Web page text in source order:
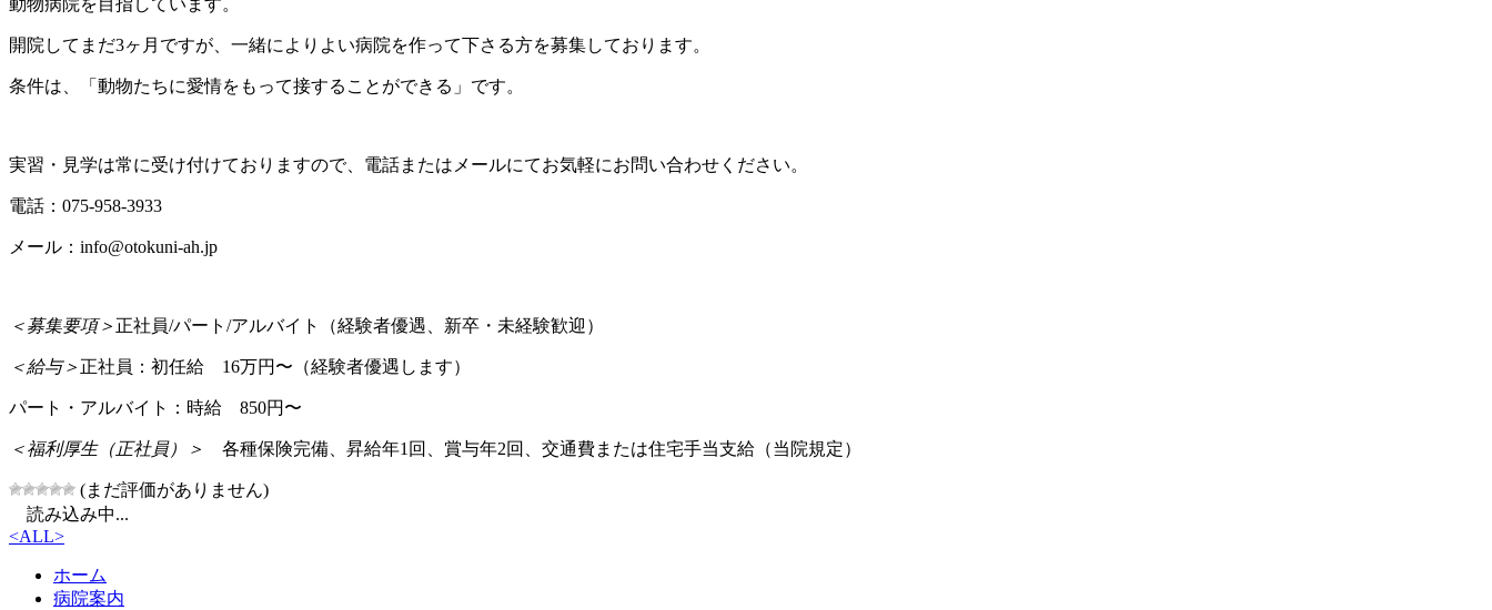
動物病院を目指しています。
開院してまだ3ヶ月ですが、一緒によりよい病院を作って下さる方を募集しております。
条件は、「動物たちに愛情をもって接することができる」です。
実習・見学は常に受け付けておりますので、電話またはメールにてお気軽にお問い合わせください。
電話：075-958-3933
メール：info@otokuni-ah.jp
＜募集要項＞ 正社員/パート/アルバイト（経験者優遇、新卒・未経験歓迎）
＜給与＞ 正社員：初任給 16万円〜（経験者優遇します）
パート・アルバイト：時給 850円〜
＜福利厚生（正社員）＞ 各種保険完備、昇給年1回、賞与年2回、交通費または住宅手当支給（当院規定）
(まだ評価がありません)
読み込み中...
<ALL>
ホーム
病院案内